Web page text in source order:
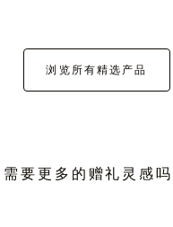
浏览所有精选产品
需要更多的赠礼灵感吗